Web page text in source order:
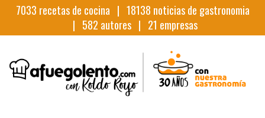
7033 recetas de cocina | 18138 noticias de gastronomia
| 582 autores | 21 empresas